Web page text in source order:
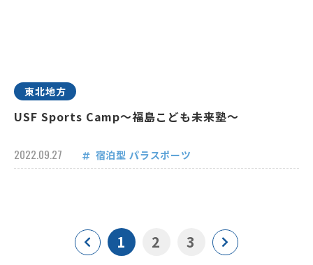
東北地方
USF Sports Camp～福島こども未来塾～
2022.09.27 宿泊型 パラスポーツ
1 2 3